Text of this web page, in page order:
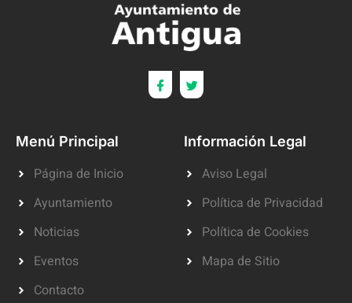
Menú Principal
Página de Inicio
Ayuntamiento
Noticias
Eventos
Contacto
Información Legal
Aviso Legal
Política de Privacidad
Política de Cookies
Mapa de Sitio